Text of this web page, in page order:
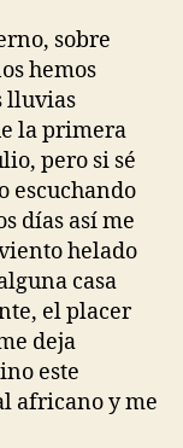
sobre
hemos
lluvias
la primera
pero si sé
escuchando
días así me
helado
casa
el placer
deja
este
africano y me